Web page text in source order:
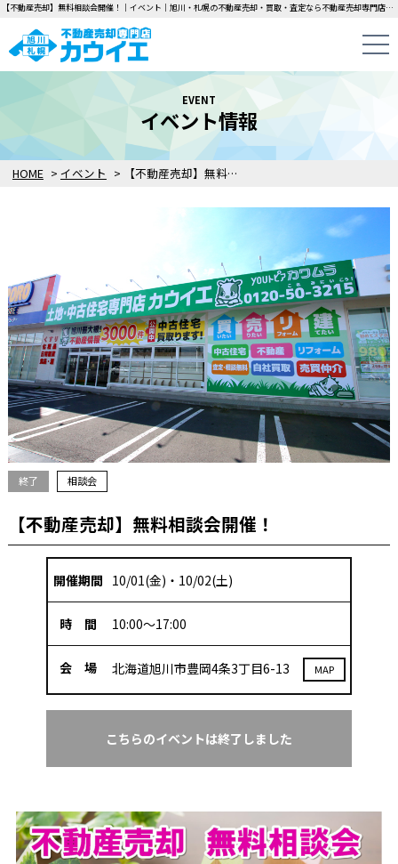
【不動産売却】無料相談会開催！｜イベント｜旭川・札幌の不動産売却・買取・査定なら不動産売却専門店カウイエにお任せください！中古一戸建て・マンション・土地の即日無料査定・即金買取を行っています！
HOME > イベント > 【不動産売却】無料相談会開催！
EVENT
イベント情報
終了 相談会
【不動産売却】無料相談会開催！
開催期間 10/01(金) 10/02(土)
時 間 10:00～17:00
会 場 北海道旭川市豊岡4条3丁目6-13 MAP
こちらのイベントは終了しました